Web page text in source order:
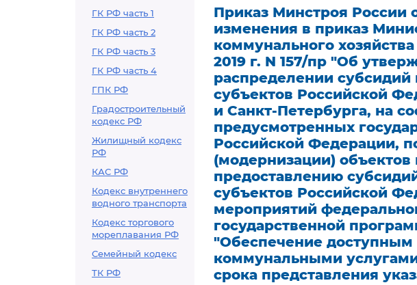
ГК РФ часть 1
ГК РФ часть 2
ГК РФ часть 3
ГК РФ часть 4
ГПК РФ
Градостроительный
кодекс РФ
Жилищный кодекс
РФ
КАС РФ
Кодекс внутреннего
водного транспорта
Кодекс торгового
мореплавания РФ
Семейный кодекс
ТК РФ
Приказ Минстроя России
изменения в приказ
коммунального
2019 г. N 157/пр "Об
распределении
субъектов Российской
и Санкт-Петербурга, на
предусмотренных
Российской Федерации,
(модернизации)
предоставлению
субъектов Российской
мероприятий
государственной
"Обеспечение
коммунальными
срока представления